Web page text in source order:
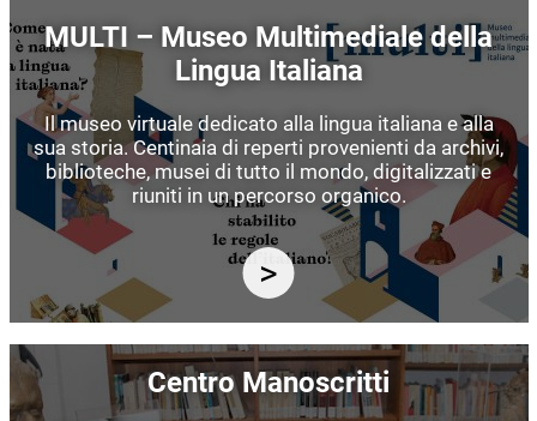
MULTI – Museo Multimediale della
Lingua Italiana
Il museo virtuale dedicato alla lingua italiana e alla
sua storia. Centinaia di reperti provenienti da archivi,
biblioteche, musei di tutto il mondo, digitalizzati e
riuniti in un percorso organico.
Immagine
Centro Manoscritti